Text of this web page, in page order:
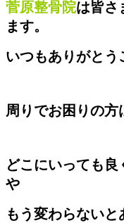
菅原整骨院は皆さ
ます。
いつもありがとう
周りでお困りの方
どこにいっても
や
もう変わらない